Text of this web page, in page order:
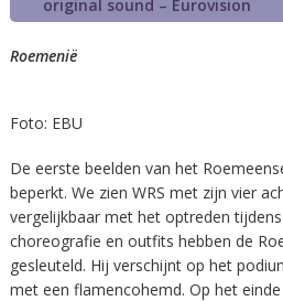
original sound – Eurovision
Roemenië
Foto: EBU
De eerste beelden van het
beperkt. We zien WRS met zijn vier
vergelijkbaar met het optreden
choreografie en outfits hebben de
gesleuteld. Hij verschijnt op het
met een flamencohemd. Op het